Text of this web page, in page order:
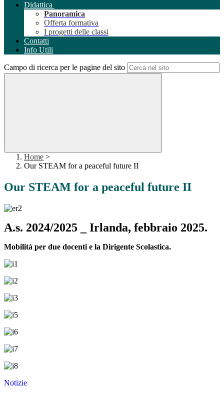
Didattica
Panoramica
Offerta formativa
I progetti delle classi
Contatti
Info Utili
Campo di ricerca per le pagine del sito
Home >
Our STEAM for a peaceful future II
Our STEAM for a peaceful future II
A.s. 2024/2025 _ Irlanda, febbraio 2025.
Mobilità per due docenti e la Dirigente Scolastica.
Notizie